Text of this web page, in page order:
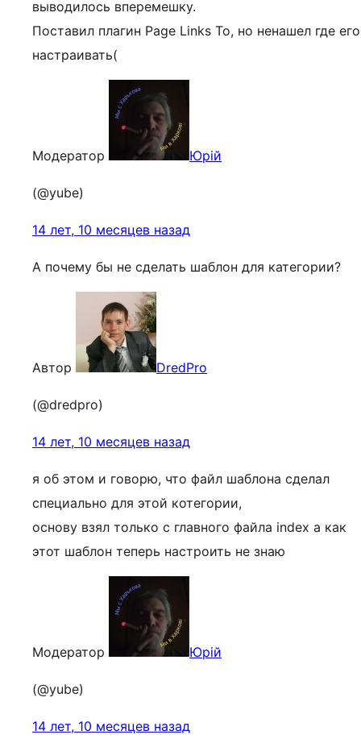
выводилось вперемешку.
Поставил плагин Page Links To, но ненашел где его
настраивать(
Модератор Юрій
(@yube)
14 лет, 10 месяцев назад
А почему бы не сделать шаблон для категории?
Автор DredPro
(@dredpro)
14 лет, 10 месяцев назад
я об этом и говорю, что файл шаблона сделал
специально для этой котегории,
основу взял только с главного файла index а как
этот шаблон теперь настроить не знаю
Модератор Юрій
(@yube)
14 лет, 10 месяцев назад